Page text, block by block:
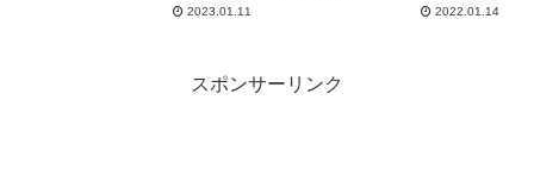
2023.01.11 2022.01.14
スポンサーリンク